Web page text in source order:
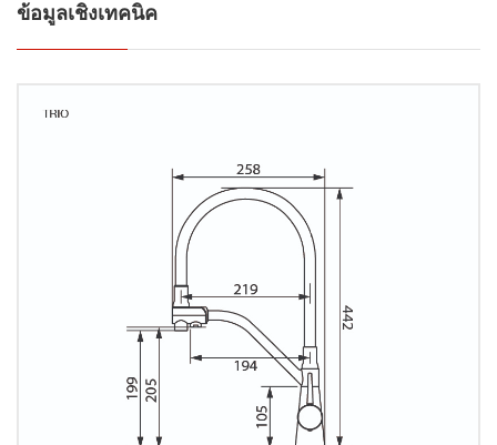
ข้อมูลเชิงเทคนิค